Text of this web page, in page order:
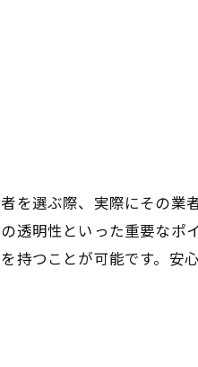
を選ぶ際、実際にその業
透明性といった重要なポ
持つことが可能です。安